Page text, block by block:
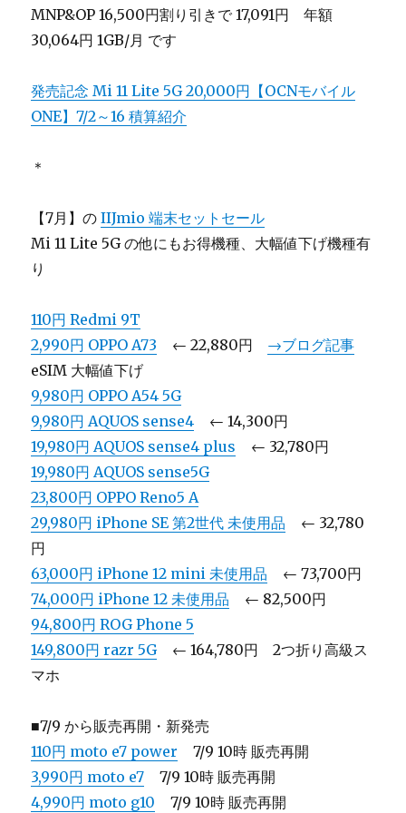
MNP&OP 16,500円割り引きで 17,091円 年額
30,064円 1GB/月 です
発売記念 Mi 11 Lite 5G 20,000円【OCNモバイル
ONE】7/2～16 積算紹介
＊
【7月】のIIJmio 端末セットセール
Mi 11 Lite 5G の他にもお得機種、大幅値下げ機種有
り
110円 Redmi 9T
2,990円 OPPO A73
← 22,880円 →ブログ記事
eSIM 大幅値下げ
9,980円 OPPO A54 5G
9,980円 AQUOS sense4 ← 14,300円
19,980円 AQUOS sense4 plus
← 32,780円
19,980円 AQUOS sense5G
23,800円 OPPO Reno5 A
29,980円 iPhone SE 第2世代 未使用品
← 32,780
円
63,000円 iPhone 12 mini 未使用品
← 73,700円
74,000円 iPhone 12 未使用品
← 82,500円
94,800円 ROG Phone 5
149,800円 razr 5G ← 164,780円 2つ折り高級ス
マホ
■7/9 から販売再開・新発売
110円 moto e7 power
7/9 10時 販売再開
3,990円 moto e7 7/9 10時 販売再開
4,990円 moto g10
7/9 10時 販売再開